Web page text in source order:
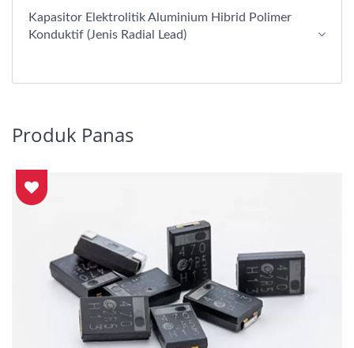
Kapasitor Elektrolitik Aluminium Hibrid Polimer
Konduktif (Jenis Radial Lead)
Produk Panas